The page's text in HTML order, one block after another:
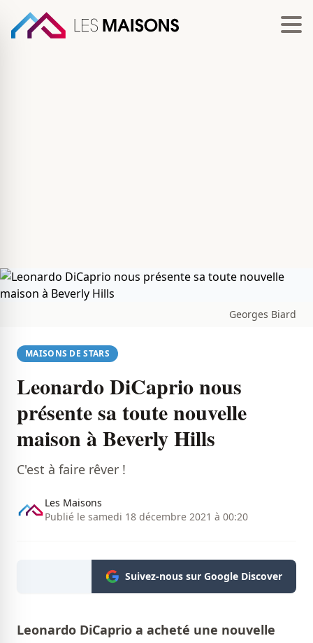
Georges Biard
MAISONS DE STARS
Leonardo DiCaprio nous
présente sa toute nouvelle
maison à Beverly Hills
C'est à faire rêver !
Les Maisons
Publié le samedi 18 décembre 2021 à 00:20
Suivez-nous sur Google Discover
Leonardo DiCaprio a acheté une nouvelle